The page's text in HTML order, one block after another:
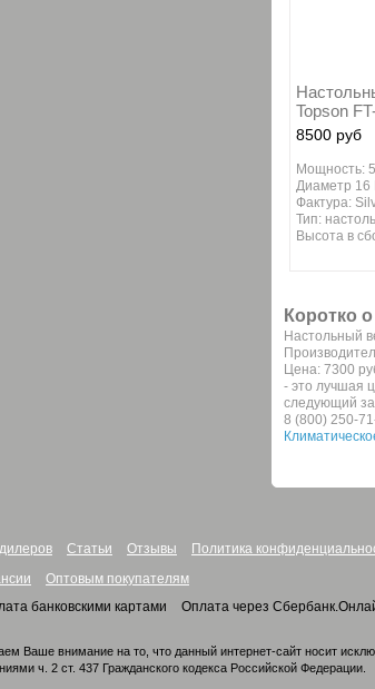
Topson
8500 руб
Мощность:
Диаметр 16
Фактура:
Тип:
Высота в
Коротко
Настольный
Цена: 7300
- это лучшая
следующий
8 (800) 250-
Статьи Отзывы Политика
Оптовым покупателям
банковскими картами
Оплата через
Ваше внимание на то, что данный интернет-сайт носит
ч. 2 ст. 437 Гражданского кодекса Российской Федерации.